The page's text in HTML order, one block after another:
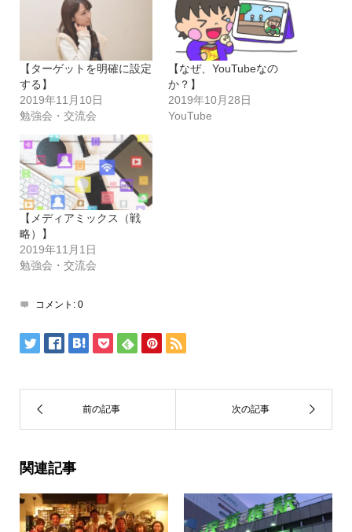
【ターゲットを明確に設定
する】
2019年11月10日
勉強会・交流会
【なぜ、YouTubeなの
か？】
2019年10月28日
YouTube
【メディアミックス（戦
略）】
2019年11月1日
勉強会・交流会
コメント: 0
関連記事